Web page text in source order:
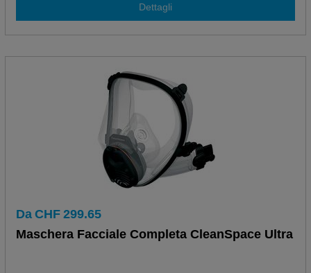
Dettagli
Da CHF 299.65
Maschera Facciale Completa CleanSpace Ultra